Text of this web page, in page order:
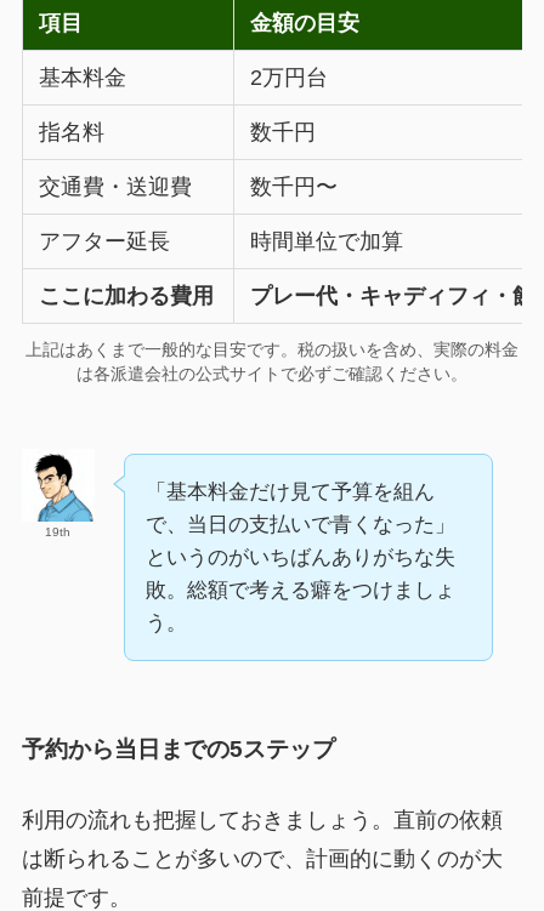
項目 金額の目安
基本料金 2万円台
指名料 数千円
交通費・送迎費 数千円〜
アフター延長 時間単位で加算
ここに加わる費用 プレー代・キャディフィ・飲
上記はあくまで一般的な目安です。税の扱いを含め、実際の料金
は各派遣会社の公式サイトで必ずご確認ください。
19th
「基本料金だけ見て予算を組ん
で、当日の支払いで青くなった」
というのがいちばんありがちな失
敗。総額で考える癖をつけましょ
う。
予約から当日までの5ステップ
利用の流れも把握しておきましょう。直前の依頼
は断られることが多いので、計画的に動くのが大
前提です。